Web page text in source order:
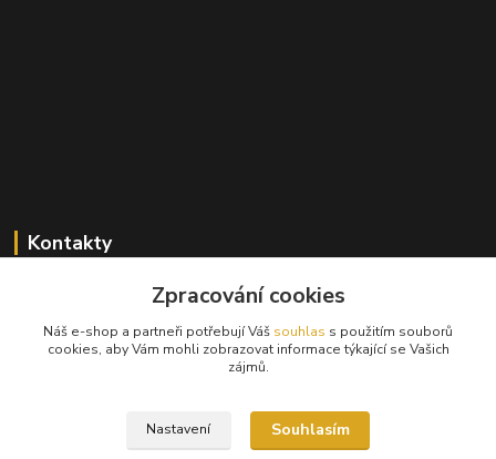
Kontakty
+420 603 824 940
info@hifibazar.online
Zpracování cookies
Náš e-shop a partneři potřebují Váš souhlas s použitím souborů
cookies, aby Vám mohli zobrazovat informace týkající se Vašich
zájmů.
Nastavení Souhlasím